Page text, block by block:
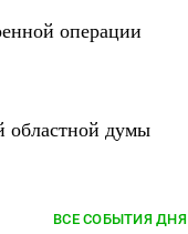
операции
областной думы
ВСЕ СОБЫТИЯ ДНЯ